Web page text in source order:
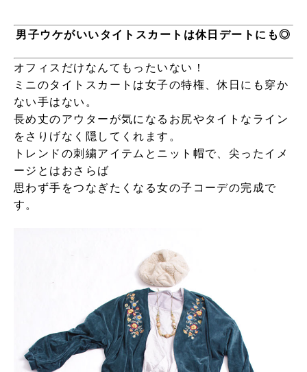
男子ウケがいいタイトスカートは休日デートにも◎
オフィスだけなんてもったいない！
ミニのタイトスカートは女子の特権、休日にも穿か
ない手はない。
長め丈のアウターが気になるお尻やタイトなライン
をさりげなく隠してくれます。
トレンドの刺繍アイテムとニット帽で、尖ったイメ
ージとはおさらば
思わず手をつなぎたくなる女の子コーデの完成で
す。